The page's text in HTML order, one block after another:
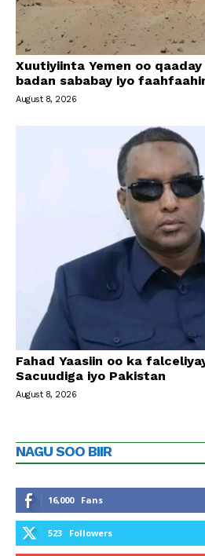
Xuutiyiinta Yemen oo
badan sababay iyo
August 8, 2026
Fahad Yaasiin oo ka
Sacuudiga iyo Pakistan
August 8, 2026
NAGU SOO BIIR
16,000 Fans
523 Followers